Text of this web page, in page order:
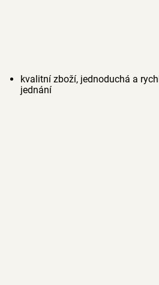
kvalitní zboží, jednoduchá a
jednání